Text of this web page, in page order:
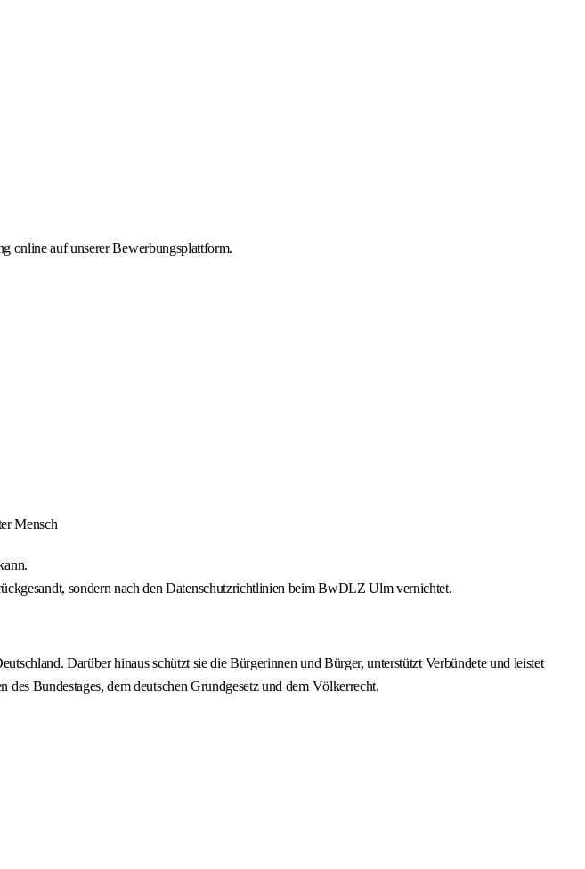
online auf unserer Bewerbungsplattform.
Mensch
sondern nach den Datenschutzrichtlinien beim BwDLZ Ulm vernichtet.
Darüber hinaus schützt sie die Bürgerinnen und Bürger, unterstützt Verbündete und leistet
Bundestages, dem deutschen Grundgesetz und dem Völkerrecht.